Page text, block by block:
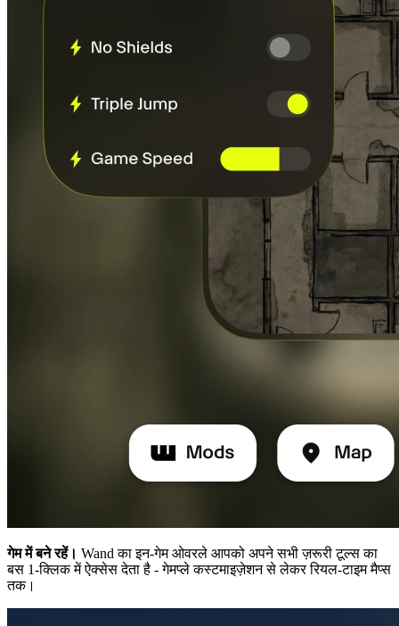
गेम में बने रहें। Wand का इन-गेम ओवरले आपको अपने सभी ज़रूरी टूल्स का
बस 1-क्लिक में ऐक्सेस देता है - गेमप्ले कस्टमाइज़ेशन से लेकर रियल-टाइम मैप्स
तक।